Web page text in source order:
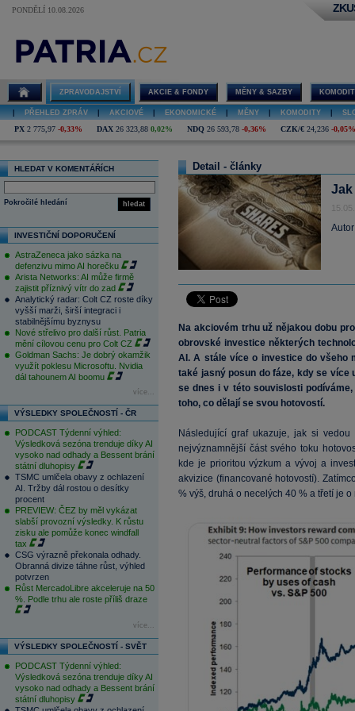
PONDĚLÍ 10.08.2026
ZPRAVODAJSTVÍ AKCIE & FONDY MĚNY & SAZBY
PŘEHLED ZPRÁV AKCIOVÉ EKONOMICKÉ MĚNY KOMODITY
PX 2 775,97 -0,33% DAX 26 323,88 0,02% NDQ 26 593,78 -0,36% CZK/€ 24,236 -0,05%
HLEDAT V KOMENTÁŘÍCH
hledat
Pokročilé hledání
INVESTIČNÍ DOPORUČENÍ
AstraZeneca jako sázka na
defenzivu mimo AI horečku
Arista Networks: AI může firmě
zajistit příznivý vítr do zad
Analytický radar: Colt CZ roste díky
vyšší marži, širší integraci i
stabilnějšímu byznysu
Nové střelivo pro další růst. Patria
mění cílovou cenu pro Colt CZ
Goldman Sachs: Je dobrý okamžik
využít poklesu Microsoftu. Nvidia
dál tahounem AI boomu
více...
VÝSLEDKY SPOLEČNOSTÍ - ČR
PODCAST Týdenní výhled:
Výsledková sezóna trenduje díky AI
vysoko nad odhady a Bessent brání
státní dluhopisy
TSMC umlčela obavy z ochlazení
AI. Tržby dál rostou o desítky
procent
PREVIEW: ČEZ by měl vykázat
slabší provozní výsledky. K růstu
zisku ale pomůže konec windfall
tax
CSG výrazně překonala odhady.
Obranná divize táhne růst, výhled
potvrzen
Růst MercadoLibre akceleruje na 50
%. Podle trhu ale roste příliš draze
více...
VÝSLEDKY SPOLEČNOSTÍ - SVĚT
PODCAST Týdenní výhled:
Výsledková sezóna trenduje díky AI
vysoko nad odhady a Bessent brání
státní dluhopisy
Detail - články
Jak
Na akciovém trhu už nějakou dobu
obrovské investice některých
AI. A stále více o investice do všeho
také jasný posun do fáze, kdy se více
se dnes i v této souvislosti
toho, co dělají se svou hotovostí.
Následující graf ukazuje, jak si
nejvýznamnější část svého toku
kde je prioritou výzkum a vývoj a
akvizice (financované hotovostí).
% výš, druhá o necelých 40 % a třetí je